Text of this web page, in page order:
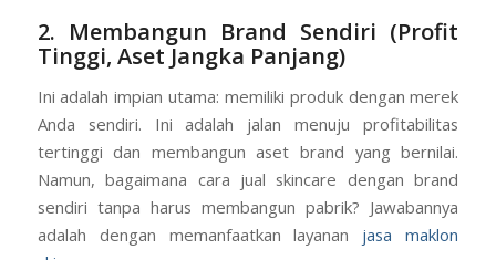
2. Membangun Brand Sendiri (Profit
Tinggi, Aset Jangka Panjang)
Ini adalah impian utama: memiliki produk dengan merek
Anda sendiri. Ini adalah jalan menuju profitabilitas
tertinggi dan membangun aset brand yang bernilai.
Namun, bagaimana cara jual skincare dengan brand
sendiri tanpa harus membangun pabrik? Jawabannya
adalah dengan memanfaatkan layanan jasa maklon